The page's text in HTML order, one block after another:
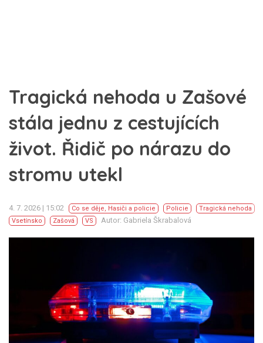
Tragická nehoda u Zašové
stála jednu z cestujících
život. Řidič po nárazu do
stromu utekl
4. 7. 2026 | 15:02 Co se děje, Hasiči a policie Policie
Tragická nehoda
Vsetínsko
Zašová VS Autor: Gabriela Škrabalová